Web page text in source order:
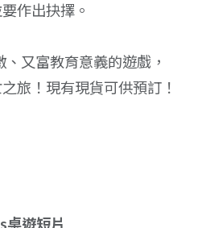
作出抉擇。
又富教育意義的遊戲，
旅！現有現貨可供預訂！
遊短片